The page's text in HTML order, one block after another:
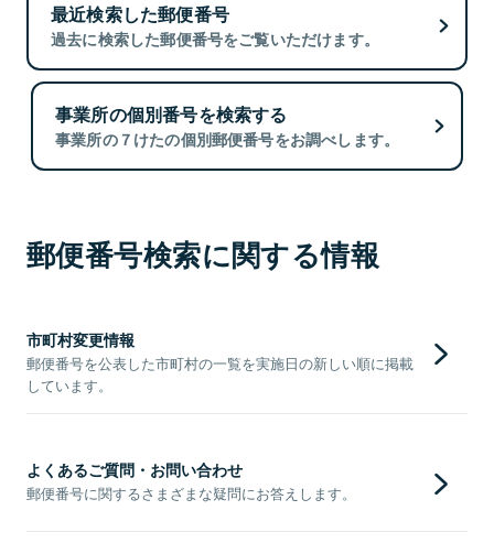
最近検索した郵便番号
過去に検索した郵便番号をご覧いただけます。
事業所の個別番号を検索する
事業所の７けたの個別郵便番号をお調べします。
郵便番号検索に関する情報
市町村変更情報
郵便番号を公表した市町村の一覧を実施日の新しい順に掲載
しています。
よくあるご質問・お問い合わせ
郵便番号に関するさまざまな疑問にお答えします。